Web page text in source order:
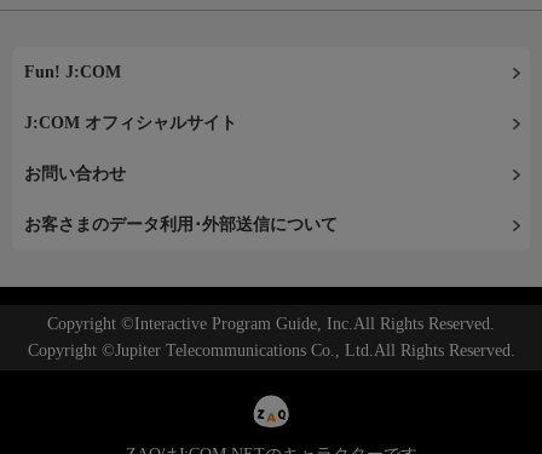
Fun! J:COM
J:COM オフィシャルサイト
お問い合わせ
お客さまのデータ利用･外部送信について
Copyright ©Interactive Program Guide, Inc.All Rights Reserved.
Copyright ©Jupiter Telecommunications Co., Ltd.All Rights Reserved.